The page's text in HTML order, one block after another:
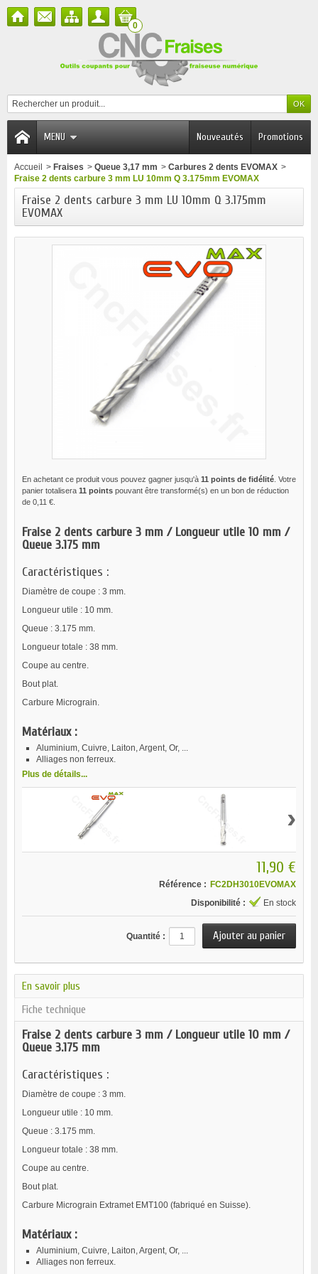
0
MENU Promotions
Nouveautés
Accueil > Fraises > Queue 3,17 mm > Carbures 2 dents EVOMAX >
Fraise 2 dents carbure 3 mm LU 10mm Q 3.175mm EVOMAX
Fraise 2 dents carbure 3 mm LU 10mm Q 3.175mm
EVOMAX
En achetant ce produit vous pouvez gagner jusqu'à 11 points de fidélité . Votre
panier totalisera 11 points pouvant être transformé(s) en un bon de réduction
de 0,11 €
Fraise 2 dents carbure 3 mm / Longueur utile 10 mm /
Queue 3.175 mm
Caractéristiques :
Diamètre de coupe : 3 mm.
Longueur utile : 10 mm.
Queue : 3.175 mm.
Longueur totale : 38 mm.
Coupe au centre.
Bout plat.
Carbure Micrograin.
Matériaux :
Aluminium, Cuivre, Laiton, Argent, Or, ...
Alliages non ferreux.
Plus de détails...
›
11,90 €
Référence : FC2DH3010EVOMAX
Disponibilité :
En stock
Quantité :
En savoir plus
Fiche technique
Fraise 2 dents carbure 3 mm / Longueur utile 10 mm /
Queue 3.175 mm
Caractéristiques :
Diamètre de coupe : 3 mm.
Longueur utile : 10 mm.
Queue : 3.175 mm.
Longueur totale : 38 mm.
Coupe au centre.
Bout plat.
Carbure Micrograin Extramet EMT100 (fabriqué en Suisse).
Matériaux :
Aluminium, Cuivre, Laiton, Argent, Or, ...
Alliages non ferreux.